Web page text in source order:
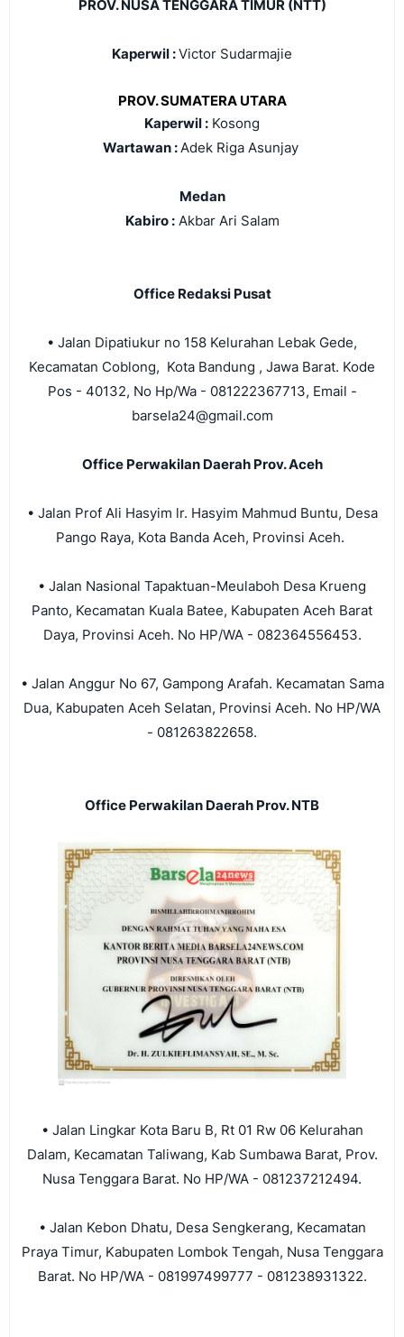
PROV. NUSA TENGGARA TIMUR (NTT)
Kaperwil :Victor Sudarmajie
PROV. SUMATERA UTARA
Kaperwil : Kosong
Wartawan :Adek Riga Asunjay
Medan
Kabiro :Akbar Ari Salam
Office Redaksi Pusat
• Jalan Dipatiukur no 158 Kelurahan Lebak Gede,
Kecamatan Coblong, Kota Bandung , Jawa Barat. Kode
Pos - 40132, No Hp/Wa - 081222367713, Email -
barsela24@gmail.com
Office Perwakilan Daerah Prov. Aceh
• Jalan Prof Ali Hasyim lr. Hasyim Mahmud Buntu, Desa
Pango Raya, Kota Banda Aceh, Provinsi Aceh.
• Jalan Nasional Tapaktuan-Meulaboh Desa Krueng
Panto, Kecamatan Kuala Batee, Kabupaten Aceh Barat
Daya, Provinsi Aceh. No HP/WA - 082364556453.
• Jalan Anggur No 67, Gampong Arafah. Kecamatan Sama
Dua, Kabupaten Aceh Selatan, Provinsi Aceh. No HP/WA
- 081263822658.
Office Perwakilan Daerah Prov. NTB
• Jalan Lingkar Kota Baru B, Rt 01 Rw 06 Kelurahan
Dalam, Kecamatan Taliwang, Kab Sumbawa Barat, Prov.
Nusa Tenggara Barat. No HP/WA - 081237212494.
• Jalan Kebon Dhatu, Desa Sengkerang, Kecamatan
Praya Timur, Kabupaten Lombok Tengah, Nusa Tenggara
Barat. No HP/WA - 081997499777 - 081238931322.